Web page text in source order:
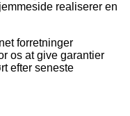
realiserer en
forretninger
os at give garantier
efter seneste